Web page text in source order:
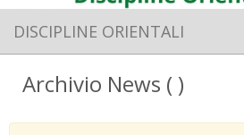
DISCIPLINE ORIENTALI
Archivio News ( )